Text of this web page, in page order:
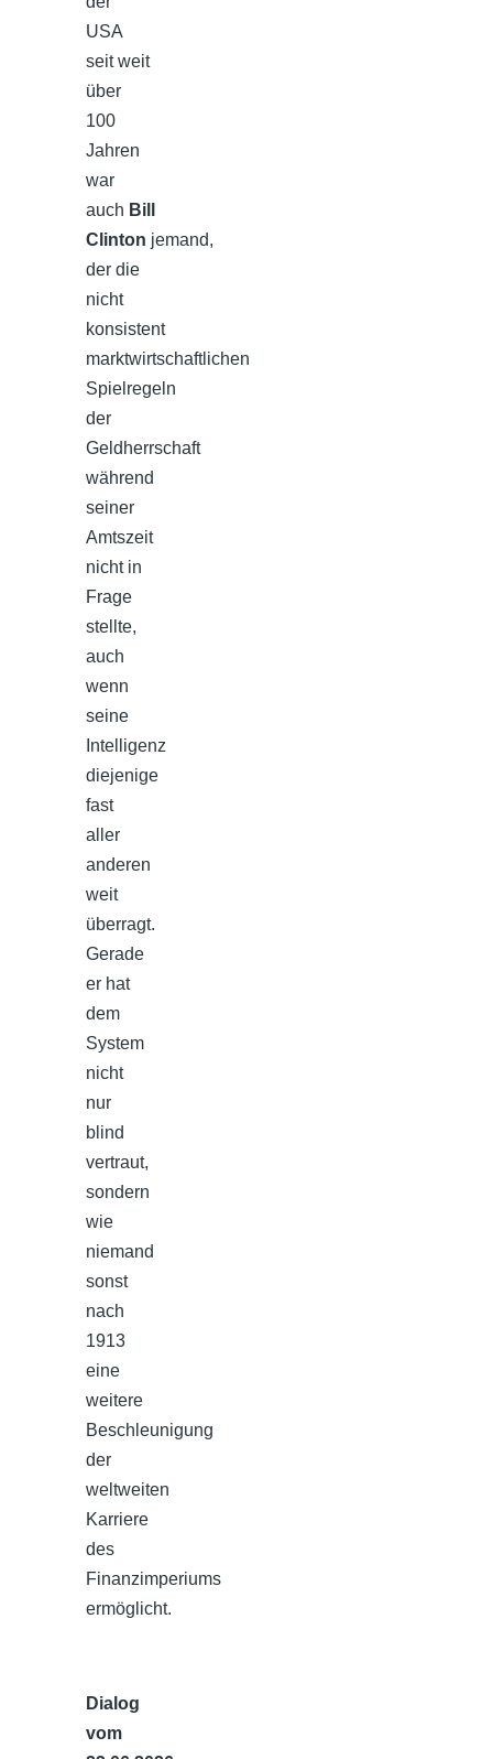
USA
seit weit
über
100
Jahren
war
auch Bill
Clinton jemand,
der die
nicht
konsistent
marktwirtschaftlichen
Spielregeln
der
Geldherrschaft
während
seiner
Amtszeit
nicht in
Frage
stellte,
auch
wenn
seine
Intelligenz
diejenige
fast
aller
anderen
weit
überragt.
Gerade
er hat
dem
System
nicht
nur
blind
vertraut,
sondern
wie
niemand
sonst
nach
1913
eine
weitere
Beschleunigung
der
weltweiten
Karriere
des
Finanzimperiums
ermöglicht.
Dialog
vom